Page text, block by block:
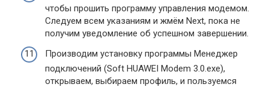
чтобы прошить программу управления модемом.
Следуем всем указаниям и жмём Next, пока не
получим уведомление об успешном завершении.
Производим установку программы Менеджер
подключений (Soft HUAWEI Modem 3.0.exe),
открываем, выбираем профиль, и пользуемся